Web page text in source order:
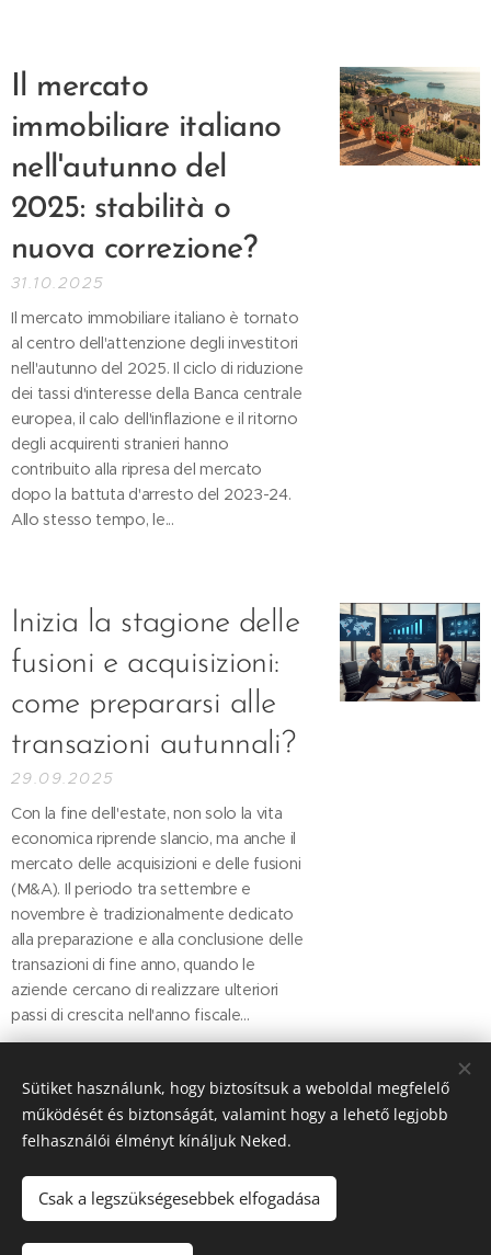
Il mercato
immobiliare italiano
nell'autunno del
2025: stabilità o
nuova correzione?
31.10.2025
Il mercato immobiliare italiano è tornato
al centro dell'attenzione degli investitori
nell'autunno del 2025. Il ciclo di riduzione
dei tassi d'interesse della Banca centrale
europea, il calo dell'inflazione e il ritorno
degli acquirenti stranieri hanno
contribuito alla ripresa del mercato
dopo la battuta d'arresto del 2023-24.
Allo stesso tempo, le...
Inizia la stagione delle
fusioni e acquisizioni:
come prepararsi alle
transazioni autunnali?
29.09.2025
Con la fine dell'estate, non solo la vita
economica riprende slancio, ma anche il
mercato delle acquisizioni e delle fusioni
(M&A). Il periodo tra settembre e
novembre è tradizionalmente dedicato
alla preparazione e alla conclusione delle
transazioni di fine anno, quando le
aziende cercano di realizzare ulteriori
passi di crescita nell'anno fiscale...
Post precedenti
© 2025 Dr. Vásárhelyi Árpád Ügyvédi Iroda
.
Cookies
Sütiket használunk, hogy biztosítsuk a weboldal megfelelő
működését és biztonságát, valamint hogy a lehető legjobb
felhasználói élményt kínáljuk Neked.
Csak a legszükségesebbek elfogadása